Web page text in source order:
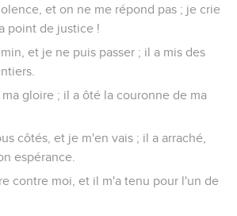
et on ne me répond pas ; je crie
point de justice !
et je ne puis passer ; il a mis des
gloire ; il a ôté la couronne de ma
côtés, et je m'en vais ; il a arraché,
espérance.
contre moi, et il m'a tenu pour l'un de